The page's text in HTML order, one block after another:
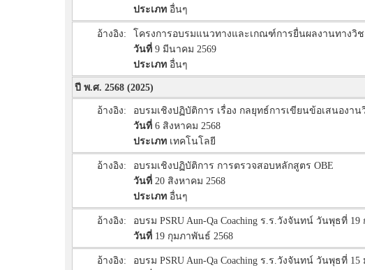
ประเภท อื่นๆ
อ้างอิง:
โครงการอบรมแนวทางและเกณฑ์การยื่นผลงานทางวิช
วันที่ 9 มีนาคม 2569
ประเภท อื่นๆ
ปี พ.ศ. 2568 (2025)
อ้างอิง:
อบรมเชิงปฏิบัติการ เรื่อง กลยุทธ์การเขียนข้อเสนอง
วันที่ 6 สิงหาคม 2568
ประเภท เทคโนโลยี
อ้างอิง:
อบรมเชิงปฏิบัติการ การตรวจสอบหลักสูตร OBE
วันที่ 20 สิงหาคม 2568
ประเภท อื่นๆ
อ้างอิง:
อบรม PSRU Aun-Qa Coaching ร.ร.วังจันทน์ วันพุธที่ 19
วันที่ 19 กุมภาพันธ์ 2568
อ้างอิง:
อบรม PSRU Aun-Qa Coaching ร.ร.วังจันทน์ วันพุธที่ 15